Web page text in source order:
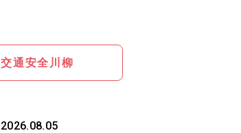
交通安全川柳
2026.08.05